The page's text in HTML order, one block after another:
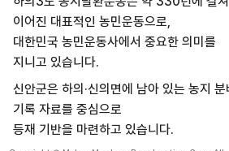
이어진 대표적인 농민운동으로,
대한민국 농민운동사에서 중요한 의미를
지니고 있습니다.
신안군은 하의·신의면에 남아 있는 농지
기록 자료를 중심으로
등재 기반을 마련하고 있습니다.